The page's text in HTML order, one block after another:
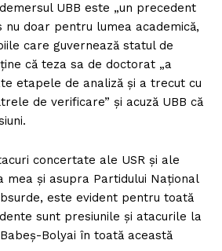
UBB este „un precedent
doar pentru lumea academică,
care guvernează statul de
că teza sa de doctorat „a
etapele de analiză și a trecut cu
de verificare” și acuză UBB că
concertate ale USR și ale
mea și asupra Partidului Național
este evident pentru toată
sunt presiunile și atacurile la
Bolyai în toată această